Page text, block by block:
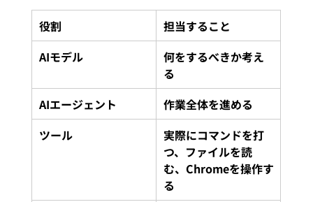
役割
担当すること
AIモデル
何をするべきか考え
る
AIエージェント
作業全体を進める
ツール
実際にコマンドを打
つ、ファイルを読
む、Chromeを操作す
る